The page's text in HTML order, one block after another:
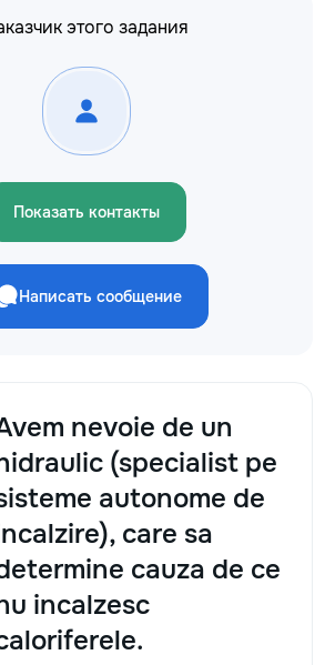
этого задания
Показать контакты
Написать сообщение
nevoie de un
(specialist pe
autonome de
care sa
cauza de ce
incalzesc